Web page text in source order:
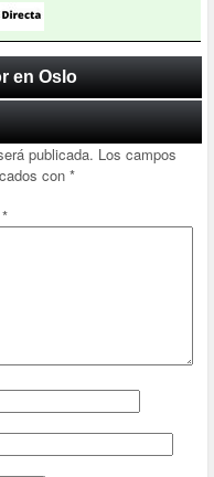
en Oslo
publicada. Los campos
con*
*